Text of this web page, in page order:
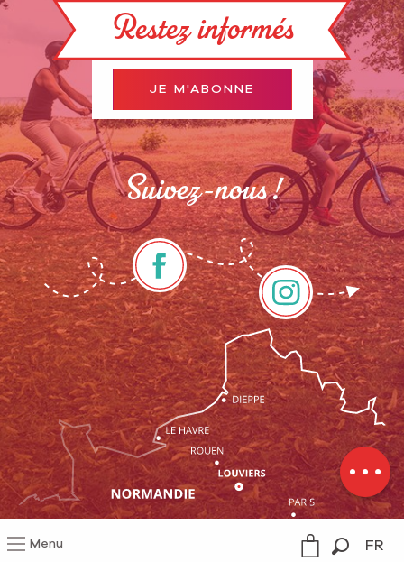
Menu FR
Description
Tarifs
Restez informés
JE M'ABONNE
Suivez-nous !
Mentions légales Gestion du consentement